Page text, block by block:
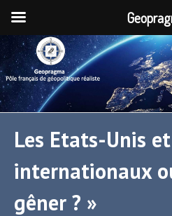
Les Etats-Unis
internationaux
gêner ? »